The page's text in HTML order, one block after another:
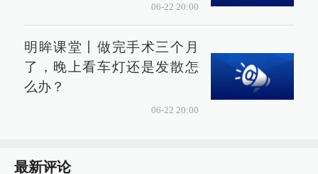
06-22 20:00
明眸课堂丨做完手术三个月
了，晚上看车灯还是发散怎
么办？
06-22 20:00
最新评论